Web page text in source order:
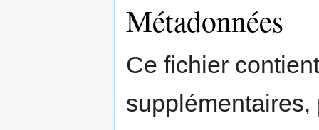
Métadonnées
Ce fichier